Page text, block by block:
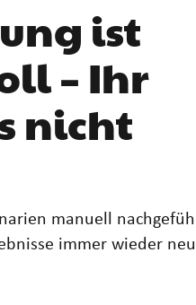
ist
– Ihr
nicht
manuell
immer wieder neu